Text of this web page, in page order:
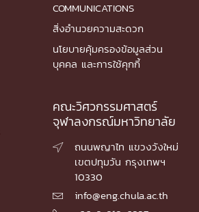
COMMUNICATIONS
สิ่งอำนวยความสะดวก
นโยบายคุ้มครองข้อมูลส่วน
บุคคล และการใช้คุกกี้
คณะวิศวกรรมศาสตร์
จุฬาลงกรณ์มหาวิทยาลัย

ถนนพญาไท แขวงวังใหม่
เขตปทุมวัน กรุงเทพฯ
10330
 info@eng.chula.ac.th